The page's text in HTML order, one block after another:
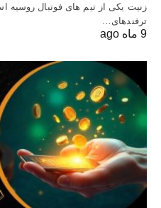
زنیت یکی از تیم های فوتبال
ترفندهای…
9 ماه ago